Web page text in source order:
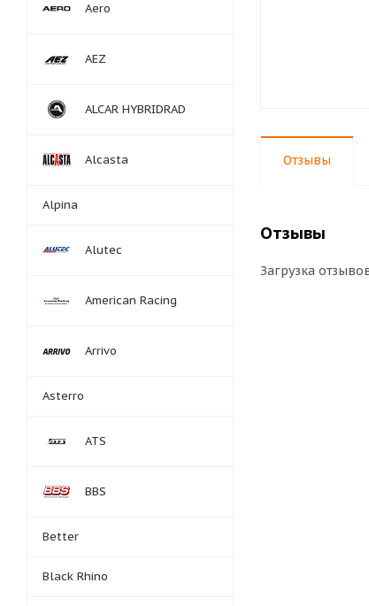
Отзывы
Отзывы
Загрузка
Aero
AEZ
ALCAR HYBRIDRAD
Alcasta
Alpina
Alutec
American Racing
Arrivo
Asterro
ATS
BBS
Better
Black Rhino